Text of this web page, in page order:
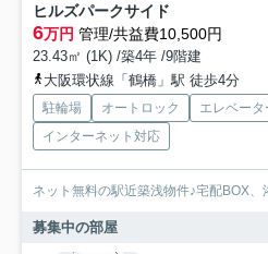
ヒルズパークサイド
6万円 管理/共益費10,500円
23.43㎡ (1K) /築4年 /9階建
大阪環状線「鶴橋」駅 徒歩4分
駐輪場 オートロック エレベータ
インターネット対応
ネット無料の駅近築浅物件♪宅配BOX
募集中の部屋